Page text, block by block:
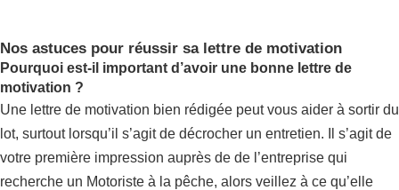
Nos astuces pour réussir sa lettre de motivation
Pourquoi est-il important d’avoir une bonne lettre de
motivation ?
Une lettre de motivation bien rédigée peut vous aider à sortir du
lot, surtout lorsqu’il s’agit de décrocher un entretien. Il s’agit de
votre première impression auprès de de l’entreprise qui
recherche un Motoriste à la pêche, alors veillez à ce qu’elle